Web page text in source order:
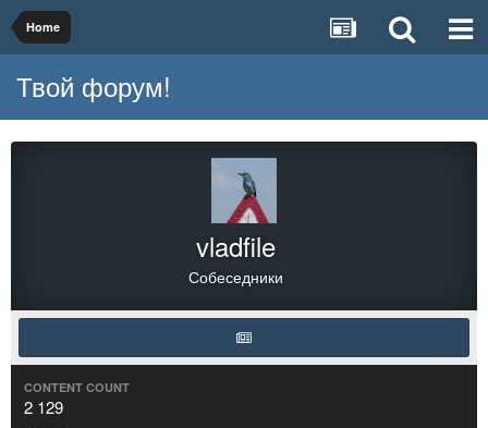
Home
Твой форум!
vladfile
Собеседники
CONTENT COUNT
2 129